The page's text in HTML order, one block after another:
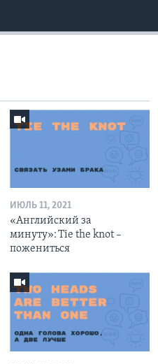
ИЮЛЬ 11, 2021
«Английский за
минуту»: Tie the knot –
пожениться